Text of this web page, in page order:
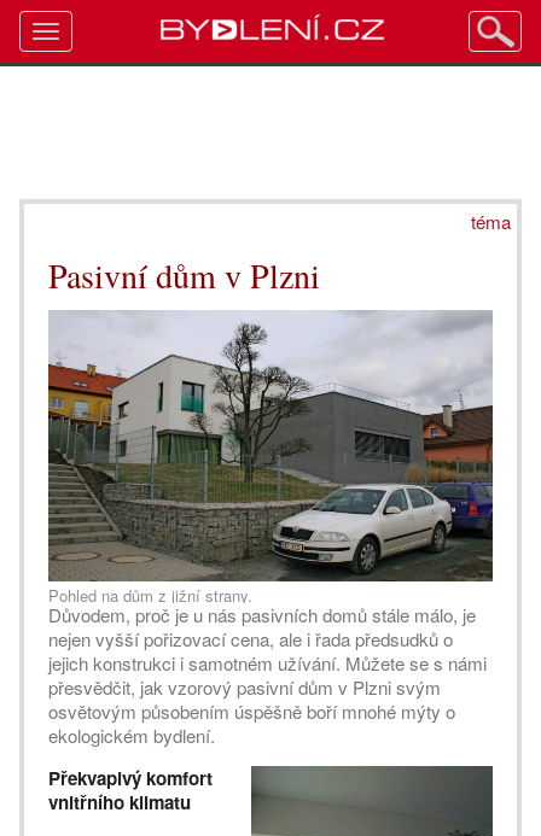
téma
Pasivní dům v Plzni
Pohled na dům z jižní strany.
Důvodem, proč je u nás pasivních domů stále málo, je
nejen vyšší pořizovací cena, ale i řada předsudků o
jejich konstrukci i samotném užívání. Můžete se s námi
přesvědčit, jak vzorový pasivní dům v Plzni svým
osvětovým působením úspěšně boří mnohé mýty o
ekologickém bydlení.
Překvapivý komfort
vnitřního klimatu
Toggle
navigation